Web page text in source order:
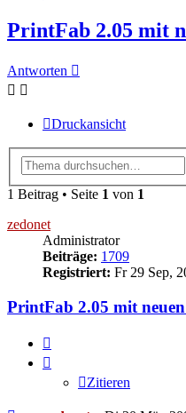
PrintFab 2.05 mit
Antworten
Druckansicht
1 Beitrag • Seite 1 von 1
zedonet
Administrator
Beiträge: 1709
Registriert: Fr 29 Sep,
PrintFab 2.05 mit
Zitieren